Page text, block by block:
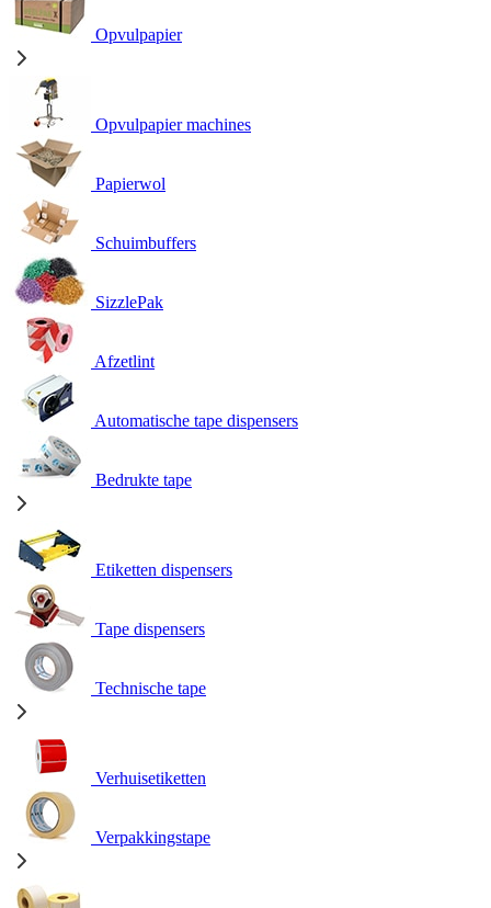
Opvulpapier
Opvulpapier machines
Papierwol
Schuimbuffers
SizzlePak
Afzetlint
Automatische tape dispensers
Bedrukte tape
Etiketten dispensers
Tape dispensers
Technische tape
Verhuisetiketten
Verpakkingstape